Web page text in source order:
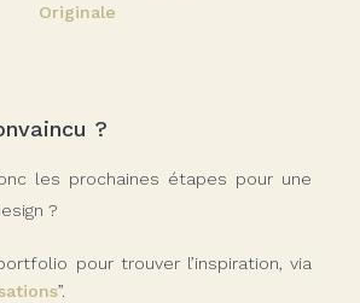
Originale
?
les prochaines étapes pour une
?
pour trouver l’inspiration, via
”.